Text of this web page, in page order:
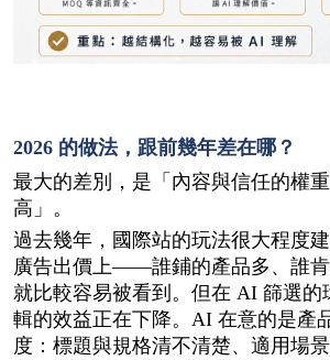
2026 的做法，跟前幾年差在哪？
最大的差別，是「內容與信任的權
高」。
過去幾年，國際站的玩法很大程度
廣告出價上——誰鋪的產品多、誰
就比較容易被看到。但在 AI 篩選的
輯的效益正在下降。AI 在意的是產
度：標題與規格清不清楚、適用場